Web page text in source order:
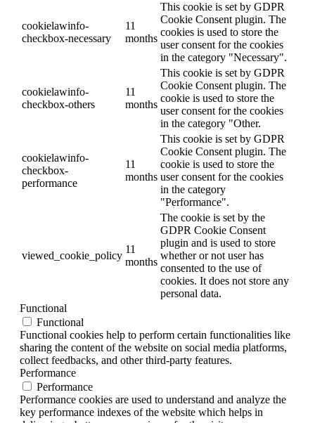
cookielawinfo-
checkbox-necessary
11
months
This cookie is set by GDPR
Cookie Consent plugin. The
cookies is used to store the
user consent for the cookies
in the category "Necessary".
cookielawinfo-
checkbox-others
11
months
This cookie is set by GDPR
Cookie Consent plugin. The
cookie is used to store the
user consent for the cookies
in the category "Other.
cookielawinfo-
checkbox-
performance
11
months
This cookie is set by GDPR
Cookie Consent plugin. The
cookie is used to store the
user consent for the cookies
in the category
"Performance".
viewed_cookie_policy
11
months
The cookie is set by the
GDPR Cookie Consent
plugin and is used to store
whether or not user has
consented to the use of
cookies. It does not store any
personal data.
Functional
Functional
Functional cookies help to perform certain functionalities like
sharing the content of the website on social media platforms,
collect feedbacks, and other third-party features.
Performance
Performance
Performance cookies are used to understand and analyze the
key performance indexes of the website which helps in